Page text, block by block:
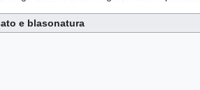
e blasonatura